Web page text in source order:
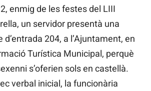
enmig de les festes del LIII
un servidor presentà una
204, a l’Ajuntament, en
Turística Municipal, perquè
s’oferien sols en castellà.
verbal inicial, la funcionària